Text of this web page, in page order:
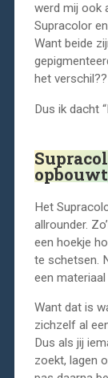
werd mij ook
Supracolor
Want beide
het verschil??
Dus ik dacht
Het
allrounder.
een hoekje
te schetsen.
een
Want dat is
zichzelf al
Dus als jij
zoekt, lagen